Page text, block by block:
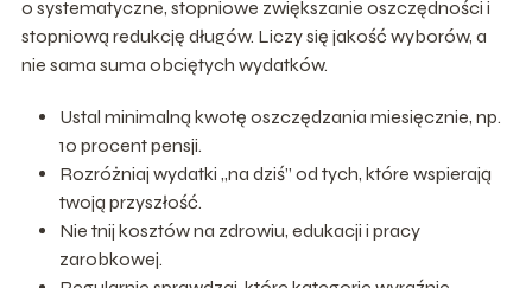
o systematyczne, stopniowe zwiększanie oszczędności i
stopniową redukcję długów. Liczy się jakość wyborów, a
nie sama suma obciętych wydatków.
Ustal minimalną kwotę oszczędzania miesięcznie, np.
10 procent pensji.
Rozróżniaj wydatki „na dziś” od tych, które wspierają
twoją przyszłość.
Nie tnij kosztów na zdrowiu, edukacji i pracy
zarobkowej.